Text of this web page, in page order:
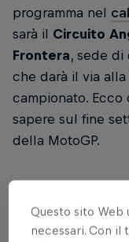
programma nel
sarà il Circuito
Frontera, sede di
che darà il via alla
campionato.
sapere sul fine
della MotoGP.
MotoGP
Questo sito
necessari. Con il